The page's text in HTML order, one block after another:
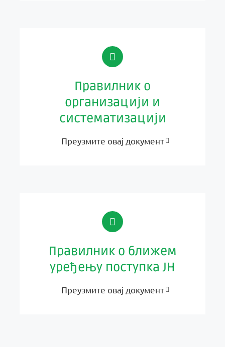
Правилник о
организацији и
систематизацији
Преузмите овај документ
Правилник о ближем
уређењу поступка ЈН
Преузмите овај документ